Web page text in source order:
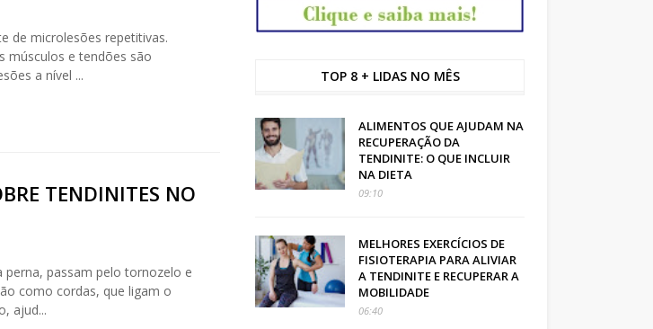
de microlesões repetitivas.
músculos e tendões são
a nível ...
TENDINITES NO
perna, passam pelo tornozelo e
como cordas, que ligam o
ajud...
TOP 8 + LIDAS NO MÊS
ALIMENTOS QUE AJUDAM NA
RECUPERAÇÃO DA
TENDINITE: O QUE INCLUIR
NA DIETA
09:10
MELHORES EXERCÍCIOS DE
FISIOTERAPIA PARA ALIVIAR
A TENDINITE E RECUPERAR A
MOBILIDADE
06:40